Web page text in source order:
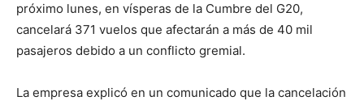
próximo lunes, en vísperas de la Cumbre del G20,
cancelará 371 vuelos que afectarán a más de 40 mil
pasajeros debido a un conflicto gremial.
La empresa explicó en un comunicado que la cancelación